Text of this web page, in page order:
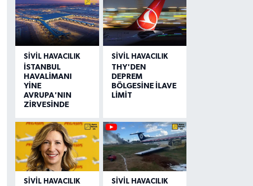
SIVIL HAVACILIK
İSTANBUL
HAVALİMANI
YİNE
AVRUPA'NIN
ZİRVESİNDE
SIVIL HAVACILIK
THY'DEN
DEPREM
BÖLGESİNE İLAVE
LİMİT
SIVIL HAVACILIK SIVIL HAVACILIK